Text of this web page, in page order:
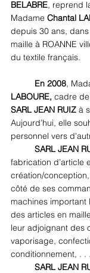
BELABRE, reprend
Madame Chantal
depuis 30 ans,
maille à ROANNE
du textile français.
En 2008,
LABOURE, cadre de
SARL JEAN RUIZ à
Aujourd’hui, elle
personnel vers
SARL JEAN
fabrication d’article
création/
côté de ses
machines
des articles en
leur adjoignant des
vaporisage,
conditionnement, . . .
SARL JEAN